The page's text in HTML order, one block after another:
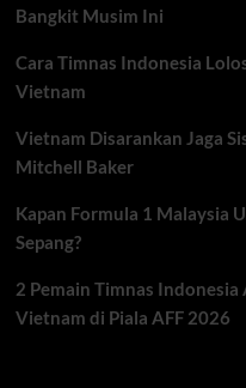
Bangkit Musim Ini
Cara Timnas Indonesia
Vietnam
Vietnam Disarankan Jaga
Mitchell Baker
Kapan Formula 1 Malaysia
Sepang?
2 Pemain Timnas
Vietnam di Piala AFF 2026